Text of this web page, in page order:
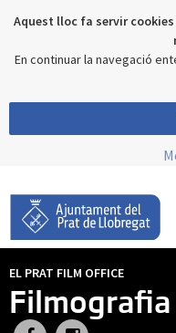
Aquest lloc fa servir
En continuar la navegació
EL PRAT FILM OFFICE
Filmografia